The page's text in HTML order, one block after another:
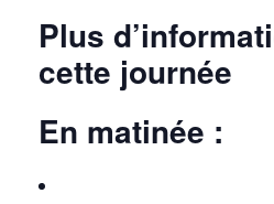
Plus
cette journée
En matinée :